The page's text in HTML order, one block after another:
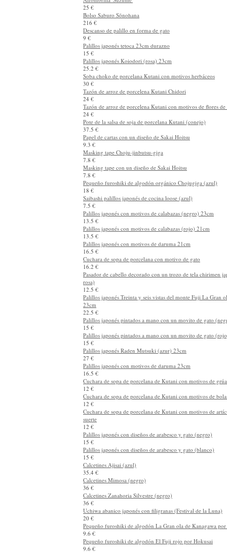
Alfombrilla 'Marutsuru'
25 €
Alfombrilla 'Suzume'
25 €
Bolso Saburo Sōnohana
216 €
Descanso de palillo en forma de gato
9 €
Palillos japonés tetoca 23cm durazno
15 €
Palillos japonés Koiodori (rosa) 23cm
25.2 €
Soba choko de porcelana Kutani con motivos herbáceos
30 €
Tazón de arroz de porcelena Kutani Chidori
24 €
Tazón de arroz de porcelena Kutani con motivos de flores
24 €
Pote de la salsa de soja de porcelana Kutani (conejo)
37.5 €
Papel de cartas con un diseño de Sakai Hoitsu
9.3 €
Masking tape Choju-jinbutsu-giga
7.8 €
Masking tape con un diseño de Sakai Hoitsu
7.8 €
Pequeño furoshiki de algodón orgánico Chojugiga (azul)
18 €
Saibashi palillos japonés de cocina loose (azul)
7.5 €
Palillos japonés con motivos de calabazas (negro) 23cm
13.5 €
Palillos japonés con motivos de calabazas (rojo) 21cm
13.5 €
Palillos japonés con motivos de daruma 21cm
16.5 €
Cuchara de sopa de porcelana con motivo de gato
16.2 €
Pasador de cabello decorado con un trozo de tela chirimen
rosa)
12.5 €
Palillos japonés Treinta y seis vistas del monte Fuji La Gran
23cm
22.5 €
Palillos japonés pintados a mano con un movito de gato
15 €
Palillos japonés pintados a mano con un movito de gato
15 €
Palillos japonés Raden Mutsuki (azur) 23cm
27 €
Palillos japonés con motivos de daruma 23cm
16.5 €
Cuchara de sopa de porcelana de Kutani con motivos de
12 €
Cuchara de sopa de porcelana de Kutani con motivos de
12 €
Cuchara de sopa de porcelana de Kutani con motivos de
suerte
12 €
Palillos japonés con diseños de arabesco y gato (negro)
15 €
Palillos japonés con diseños de arabesco y gato (blanco)
15 €
Calcetines Ajisai (azul)
35.4 €
Calcetines Mimosa (negro)
36 €
Calcetines Zanahoria Silvestre (negro)
36 €